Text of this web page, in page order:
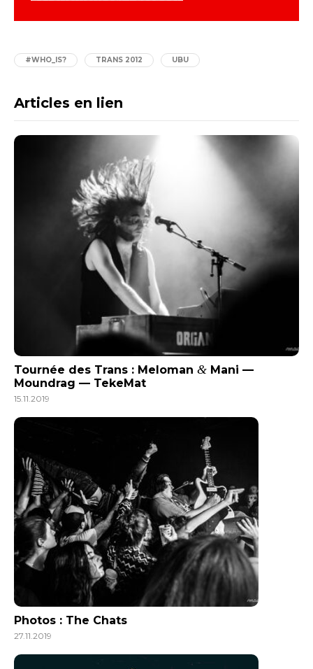
#WHO_IS? TRANS 2012 UBU
Articles en lien
Tournée des Trans : Meloman & Mani —
Moundrag — TekeMat
15.11.2019
Photos : The Chats
27.11.2019